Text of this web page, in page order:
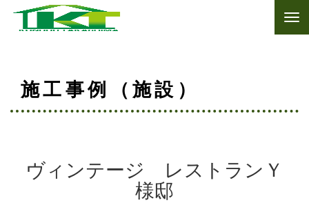
施工事例（施設）
ヴィンテージ レストランＹ
様邸